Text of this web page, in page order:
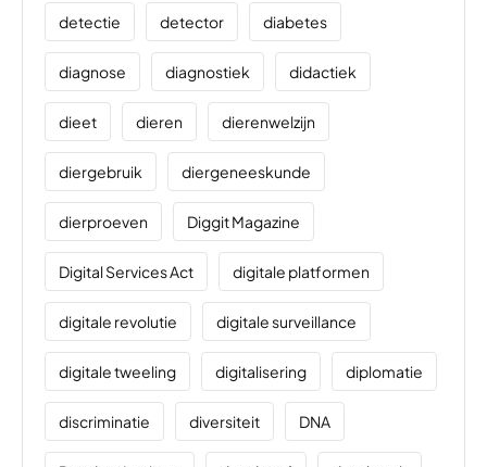
detectie detector diabetes
diagnose diagnostiek didactiek
dieet dieren dierenwelzijn
diergebruik diergeneeskunde
dierproeven Diggit Magazine
Digital Services Act digitale platformen
digitale revolutie digitale surveillance
digitale tweeling digitalisering diplomatie
discriminatie diversiteit DNA